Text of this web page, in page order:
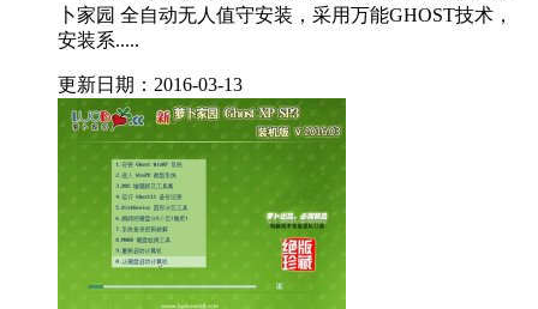
卜家园 全自动无人值守安装，采用万能GHOST技术，
安装系.....
更新日期：2016-03-13